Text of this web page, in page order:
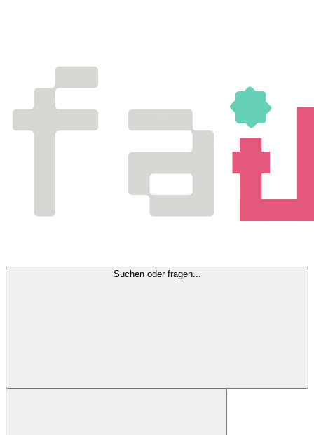
Suchen oder fragen...